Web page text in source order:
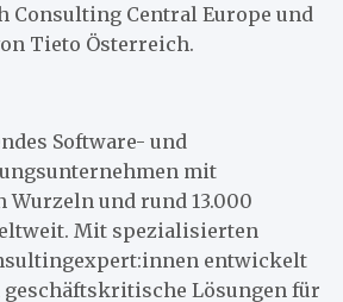
Consulting Central Europe und
Tieto Österreich.
Software- und
mit
und rund 13.000
Mit spezialisierten
entwickelt
geschäftskritische Lösungen für